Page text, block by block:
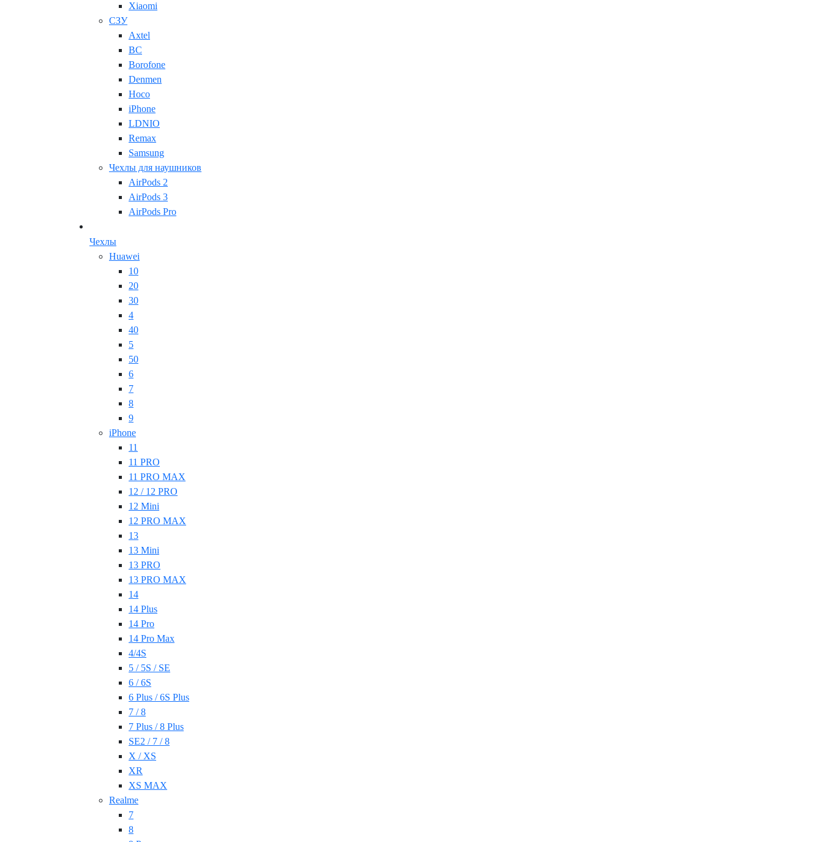
Xiaomi
СЗУ
Axtel
BC
Borofone
Denmen
Hoco
iPhone
LDNIO
Remax
Samsung
Чехлы для наушников
AirPods 2
AirPods 3
AirPods Pro
Чехлы
Huawei
10
20
30
4
40
5
50
6
7
8
9
iPhone
11
11 PRO
11 PRO MAX
12 / 12 PRO
12 Mini
12 PRO MAX
13
13 Mini
13 PRO
13 PRO MAX
14
14 Plus
14 Pro
14 Pro Max
4/4S
5 / 5S / SE
6 / 6S
6 Plus / 6S Plus
7 / 8
7 Plus / 8 Plus
SE2 / 7 / 8
X / XS
XR
XS MAX
Realme
7
8